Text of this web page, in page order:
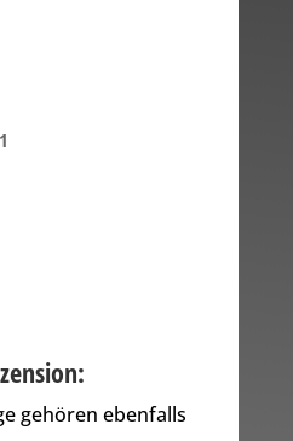
gehören ebenfalls